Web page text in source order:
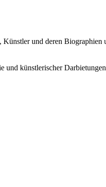
Künstler und deren Biographien
künstlerischer